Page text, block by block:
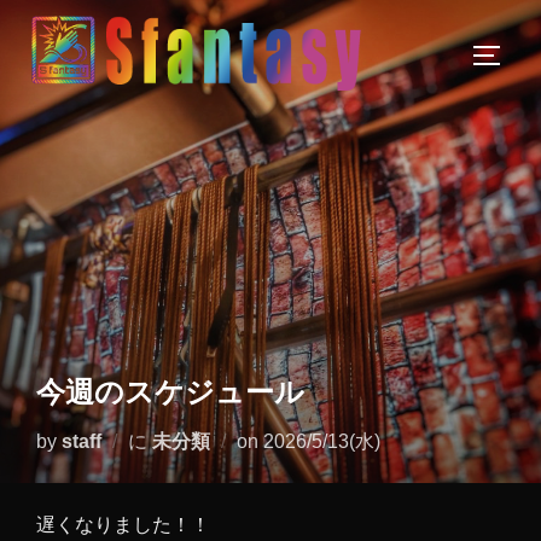
今週のスケジュール
by staff に未分類 on 2026/5/13(水)
遅くなりました！！